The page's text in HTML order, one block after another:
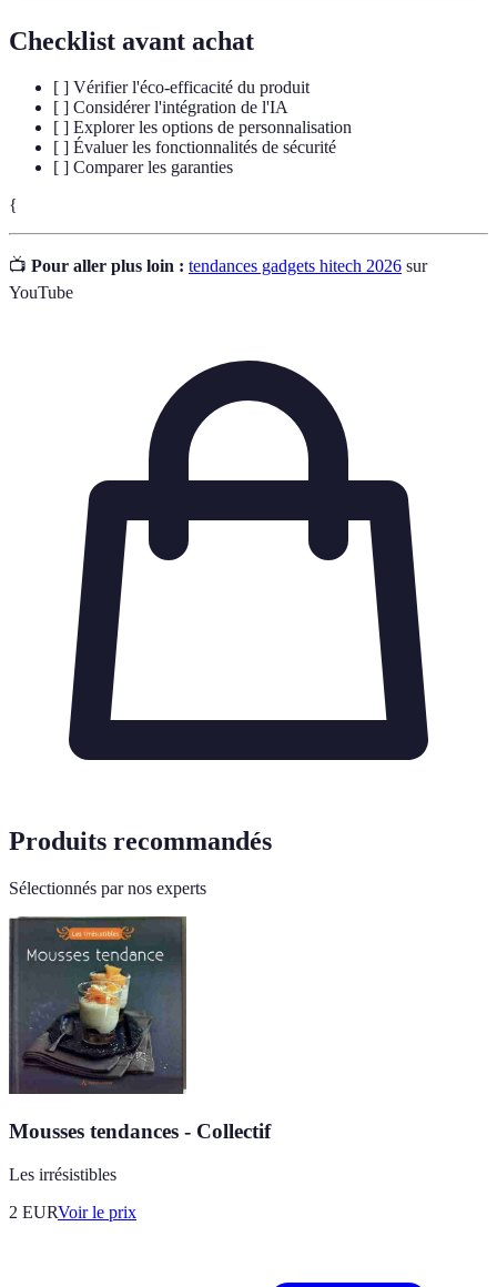
Checklist avant achat
[ ] Vérifier l'éco-efficacité du produit
[ ] Considérer l'intégration de l'IA
[ ] Explorer les options de personnalisation
[ ] Évaluer les fonctionnalités de sécurité
[ ] Comparer les garanties
{
📺 Pour aller plus loin : tendances gadgets hitech 2026 sur
YouTube
Produits recommandés
Sélectionnés par nos experts
Mousses tendances - Collectif
Les irrésistibles
2 EURVoir le prix